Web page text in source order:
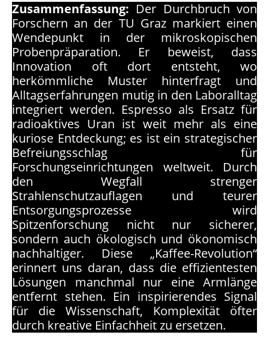
Zusammenfassung: Der Durchbruch von
Forschern an der TU Graz markiert einen
Wendepunkt in der mikroskopischen
Probenpräparation. Er beweist, dass
Innovation oft dort entsteht, wo
herkömmliche Muster hinterfragt und
Alltagserfahrungen mutig in den Laboralltag
integriert werden. Espresso als Ersatz für
radioaktives Uran ist weit mehr als eine
kuriose Entdeckung; es ist ein strategischer
Befreiungsschlag für
Forschungseinrichtungen weltweit. Durch
den Wegfall strenger
Strahlenschutzauflagen und teurer
Entsorgungsprozesse wird
Spitzenforschung nicht nur sicherer,
sondern auch ökologisch und ökonomisch
nachhaltiger. Diese „Kaffee-Revolution“
erinnert uns daran, dass die effizientesten
Lösungen manchmal nur eine Armlänge
entfernt stehen. Ein inspirierendes Signal
für die Wissenschaft, Komplexität öfter
durch kreative Einfachheit zu ersetzen.